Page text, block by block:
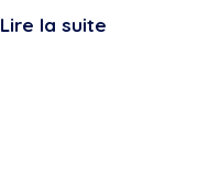
Lire la suite